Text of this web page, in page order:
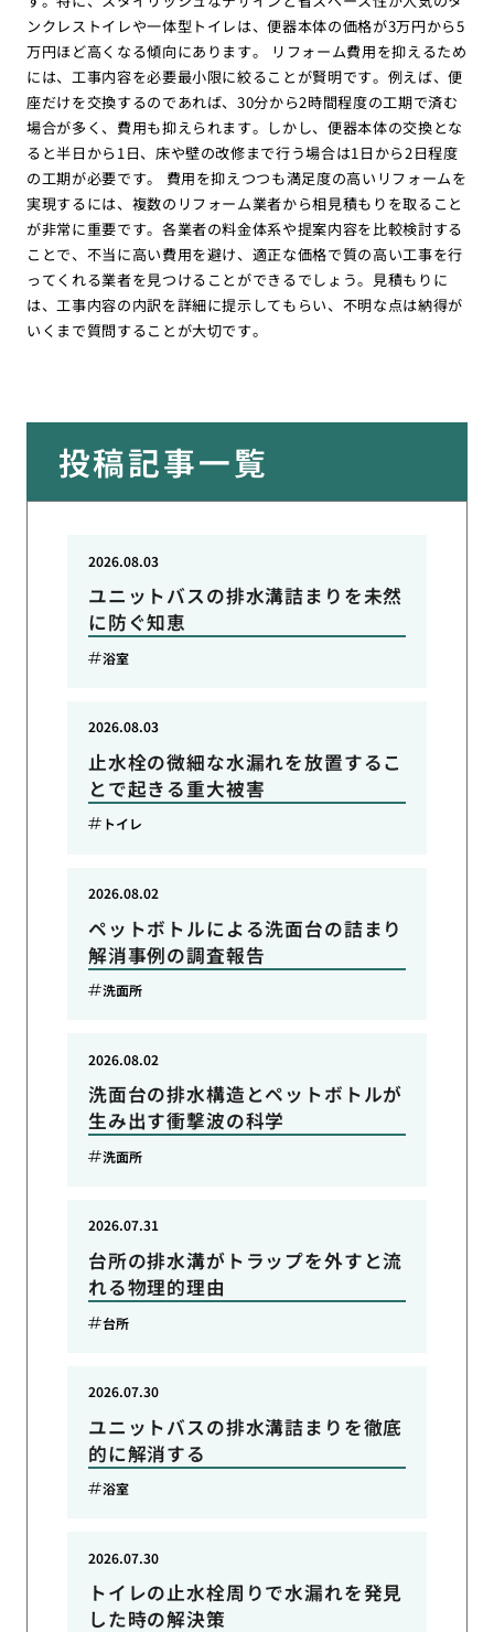
ンクレストイレや一体型トイレは、便器本体の価格が3万円から5
万円ほど高くなる傾向にあります。 リフォーム費用を抑えるため
には、工事内容を必要最小限に絞ることが賢明です。例えば、便
座だけを交換するのであれば、30分から2時間程度の工期で済む
場合が多く、費用も抑えられます。しかし、便器本体の交換とな
ると半日から1日、床や壁の改修まで行う場合は1日から2日程度
の工期が必要です。 費用を抑えつつも満足度の高いリフォームを
実現するには、複数のリフォーム業者から相見積もりを取ること
が非常に重要です。各業者の料金体系や提案内容を比較検討する
ことで、不当に高い費用を避け、適正な価格で質の高い工事を行
ってくれる業者を見つけることができるでしょう。見積もりに
は、工事内容の内訳を詳細に提示してもらい、不明な点は納得が
いくまで質問することが大切です。
投稿記事一覧
ユニットバスの排水溝詰まりを未然
に防ぐ知恵
2026.08.03
浴室
止水栓の微細な水漏れを放置するこ
とで起きる重大被害
2026.08.03
トイレ
ペットボトルによる洗面台の詰まり
解消事例の調査報告
2026.08.02
洗面所
洗面台の排水構造とペットボトルが
生み出す衝撃波の科学
2026.08.02
洗面所
台所の排水溝がトラップを外すと流
れる物理的理由
2026.07.31
台所
ユニットバスの排水溝詰まりを徹底
的に解消する
2026.07.30
浴室
トイレの止水栓周りで水漏れを発見
した時の解決策
2026.07.30